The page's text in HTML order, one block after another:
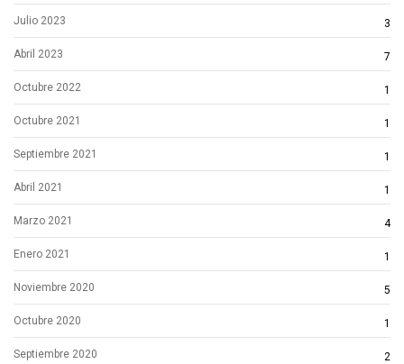
Julio 2023 3
Abril 2023 7
Octubre 2022 1
Octubre 2021 1
Septiembre 2021 1
Abril 2021 1
Marzo 2021 4
Enero 2021 1
Noviembre 2020 5
Octubre 2020 1
Septiembre 2020 2